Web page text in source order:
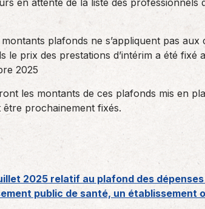
en attente de la liste des
plafonds ne s’appliquent pas
le prix des prestations d’intérim a été
2025
les montants de ces plafonds mis en
prochainement fixés.
2025 relatif au plafond des
public de santé, un établissement